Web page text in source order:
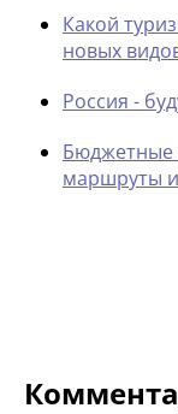
Какой
новых
Россия -
Бюджетные
маршруты